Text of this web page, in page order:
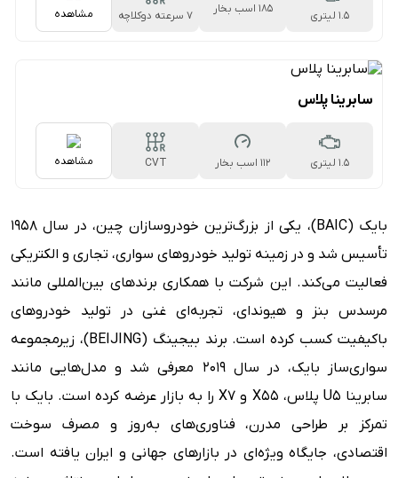
1.5 لیتری 185 اسب بخار
۷ سرعته دوکلاچه
مشاهده
سابرینا پلاس
1.5 لیتری 112 اسب بخار CVT مشاهده
بایک (BAIC)، یکی از بزرگ‌ترین خودروسازان چین، در سال ۱۹۵۸
تأسیس شد و در زمینه تولید خودروهای سواری، تجاری و الکتریکی
فعالیت می‌کند. این شرکت با همکاری برندهای بین‌المللی مانند
مرسدس بنز و هیوندای، تجربه‌ای غنی در تولید خودروهای
باکیفیت کسب کرده است. برند بیجینگ (BEIJING)، زیرمجموعه
سواری‌ساز بایک، در سال ۲۰۱۹ معرفی شد و مدل‌هایی مانند
سابرینا U5 پلاس، X55 و X7 را به بازار عرضه کرده است. بایک با
تمرکز بر طراحی مدرن، فناوری‌های به‌روز و مصرف سوخت
اقتصادی، جایگاه ویژه‌ای در بازارهای جهانی و ایران یافته است.